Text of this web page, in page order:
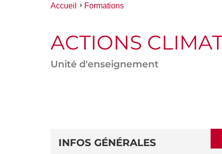
Vous
Accueil Formations
ACTIONS
Unité d'enseignement
DE
DÉTAILS
INFOS GÉNÉRALES